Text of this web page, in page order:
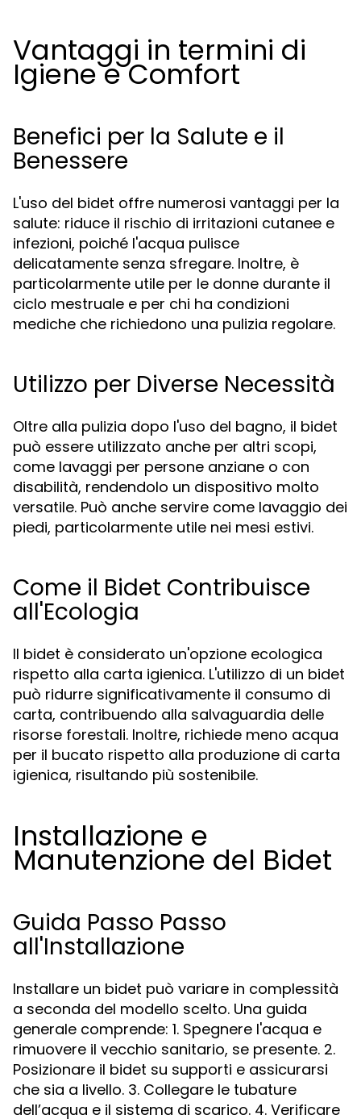
Vantaggi in termini di
Igiene e Comfort
Benefici per la Salute e il
Benessere
L'uso del bidet offre numerosi vantaggi per la
salute: riduce il rischio di irritazioni cutanee e
infezioni, poiché l'acqua pulisce
delicatamente senza sfregare. Inoltre, è
particolarmente utile per le donne durante il
ciclo mestruale e per chi ha condizioni
mediche che richiedono una pulizia regolare.
Utilizzo per Diverse Necessità
Oltre alla pulizia dopo l'uso del bagno, il bidet
può essere utilizzato anche per altri scopi,
come lavaggi per persone anziane o con
disabilità, rendendolo un dispositivo molto
versatile. Può anche servire come lavaggio dei
piedi, particolarmente utile nei mesi estivi.
Come il Bidet Contribuisce
all'Ecologia
Il bidet è considerato un'opzione ecologica
rispetto alla carta igienica. L'utilizzo di un bidet
può ridurre significativamente il consumo di
carta, contribuendo alla salvaguardia delle
risorse forestali. Inoltre, richiede meno acqua
per il bucato rispetto alla produzione di carta
igienica, risultando più sostenibile.
Installazione e
Manutenzione del Bidet
Guida Passo Passo
all'Installazione
Installare un bidet può variare in complessità
a seconda del modello scelto. Una guida
generale comprende: 1. Spegnere l'acqua e
rimuovere il vecchio sanitario, se presente. 2.
Posizionare il bidet su supporti e assicurarsi
che sia a livello. 3. Collegare le tubature
dell’acqua e il sistema di scarico. 4. Verificare